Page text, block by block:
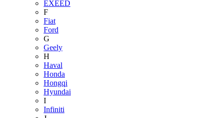
EXEED
F
Fiat
Ford
G
Geely
H
Haval
Honda
Hongqi
Hyundai
I
Infiniti